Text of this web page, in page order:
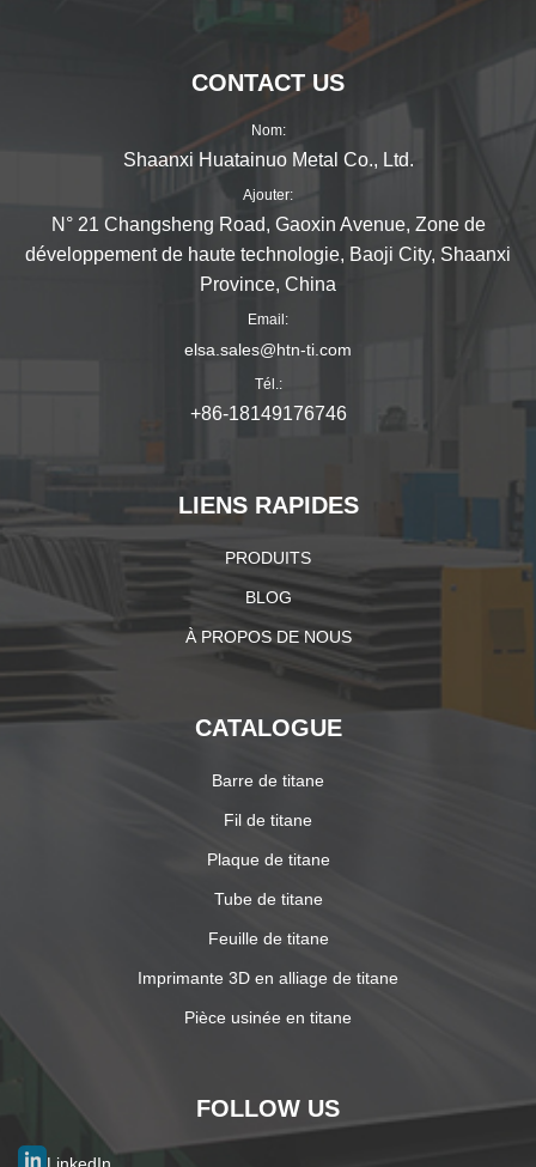
CONTACT US
Nom:
Shaanxi Huatainuo Metal Co., Ltd.
Ajouter:
N° 21 Changsheng Road, Gaoxin Avenue, Zone de
développement de haute technologie, Baoji City, Shaanxi
Province, China
Email:
elsa.sales@htn-ti.com
Tél.:
+86-18149176746
LIENS RAPIDES
PRODUITS
BLOG
À PROPOS DE NOUS
CATALOGUE
Barre de titane
Fil de titane
Plaque de titane
Tube de titane
Feuille de titane
Imprimante 3D en alliage de titane
Pièce usinée en titane
FOLLOW US